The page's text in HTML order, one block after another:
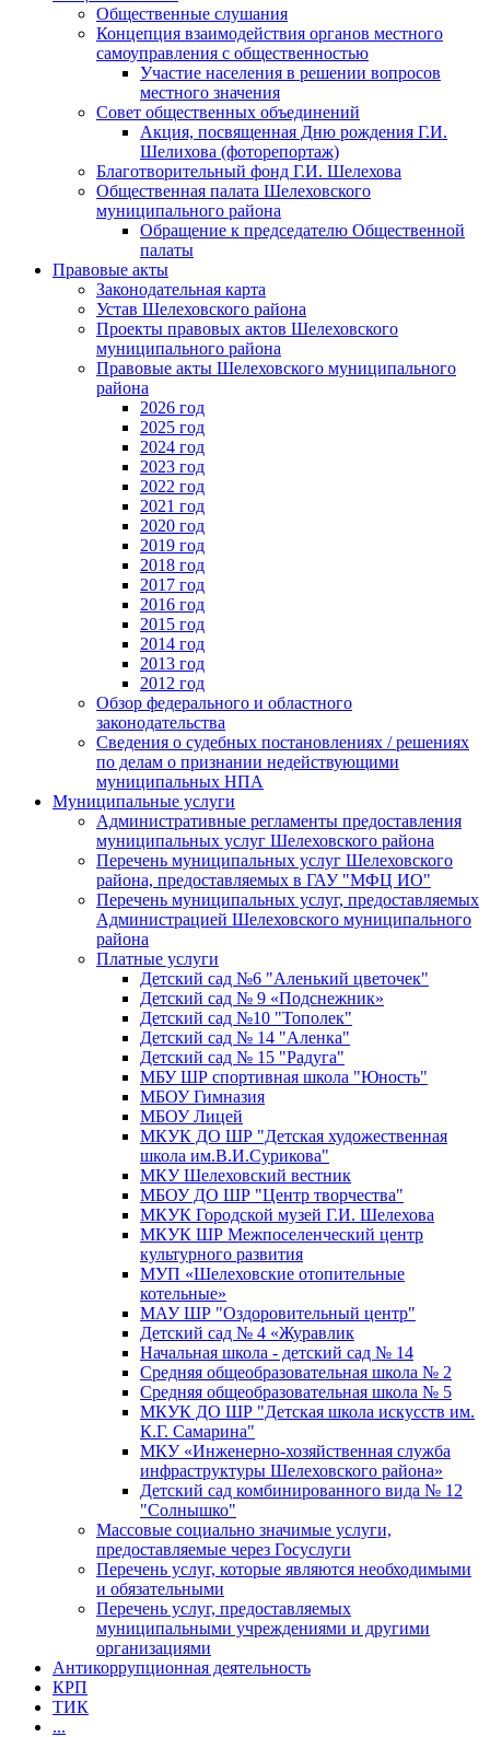
Общественные слушания
Концепция взаимодействия органов местного
самоуправления с общественностью
Участие населения в решении вопросов
местного значения
Совет общественных объединений
Акция, посвященная Дню рождения Г.И.
Шелихова (фоторепортаж)
Благотворительный фонд Г.И. Шелехова
Общественная палата Шелеховского
муниципального района
Обращение к председателю Общественной
палаты
Правовые акты
Законодательная карта
Устав Шелеховского района
Проекты правовых актов Шелеховского
муниципального района
Правовые акты Шелеховского муниципального
района
2026 год
2025 год
2024 год
2023 год
2022 год
2021 год
2020 год
2019 год
2018 год
2017 год
2016 год
2015 год
2014 год
2013 год
2012 год
Обзор федерального и областного
законодательства
Сведения о судебных постановлениях / решениях
по делам о признании недействующими
муниципальных НПА
Муниципальные услуги
Административные регламенты предоставления
муниципальных услуг Шелеховского района
Перечень муниципальных услуг Шелеховского
района, предоставляемых в ГАУ "МФЦ ИО"
Перечень муниципальных услуг, предоставляемых
Администрацией Шелеховского муниципального
района
Платные услуги
Детский сад №6 "Аленький цветочек"
Детский сад № 9 «Подснежник»
Детский сад №10 "Тополек"
Детский сад № 14 "Аленка"
Детский сад № 15 "Радуга"
МБУ ШР спортивная школа "Юность"
МБОУ Гимназия
МБОУ Лицей
МКУК ДО ШР "Детская художественная
школа им.В.И.Сурикова"
МКУ Шелеховский вестник
МБОУ ДО ШР "Центр творчества"
МКУК Городской музей Г.И. Шелехова
МКУК ШР Межпоселенческий центр
культурного развития
МУП «Шелеховские отопительные
котельные»
МАУ ШР "Оздоровительный центр"
Детский сад № 4 «Журавлик
Начальная школа - детский сад № 14
Средняя общеобразовательная школа № 2
Средняя общеобразовательная школа № 5
МКУК ДО ШР "Детская школа искусств им.
К.Г. Самарина"
МКУ «Инженерно-хозяйственная служба
инфраструктуры Шелеховского района»
Детский сад комбинированного вида № 12
"Солнышко"
Массовые социально значимые услуги,
предоставляемые через Госуслуги
Перечень услуг, которые являются необходимыми
и обязательными
Перечень услуг, предоставляемых
муниципальными учреждениями и другими
организациями
Антикоррупционная деятельность
КРП
ТИК
...